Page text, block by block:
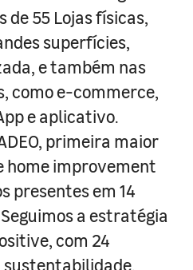
55 Lojas físicas,
superfícies,
e também nas
como e-commerce,
e aplicativo.
primeira maior
home improvement
presentes em 14
a estratégia
com 24